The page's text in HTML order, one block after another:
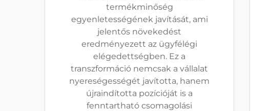
termékminőség
egyenletességének javítását, ami
jelentős növekedést
eredményezett az ügyfélégi
elégedettségben. Ez a
transzformáció nemcsak a vállalat
nyereségességét javította, hanem
újraindította pozícióját is a
fenntartható csomagolási